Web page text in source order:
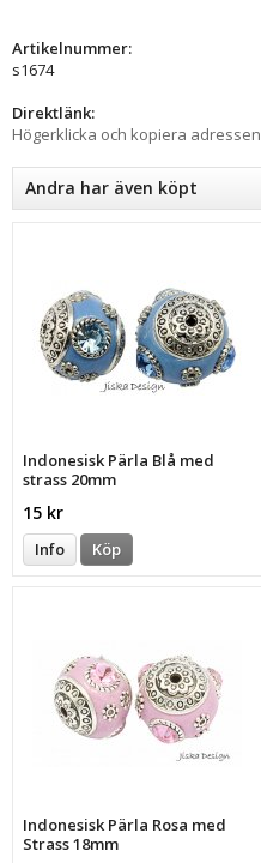
Artikelnummer:
s1674
Direktlänk:
Högerklicka och kopiera adressen
Andra har även köpt
Indonesisk Pärla Blå med
strass 20mm
15 kr
Info Köp
Indonesisk Pärla Rosa med
Strass 18mm